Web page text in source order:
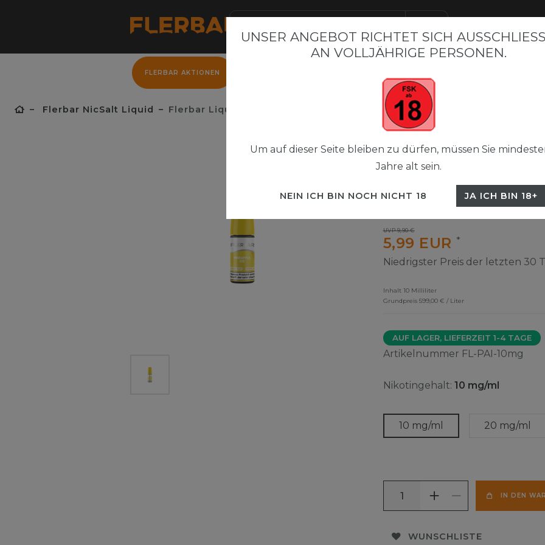
FLERBAR AKTIONEN
Flerbar NicSalt Liquid Flerbar Liquid - Pineapple Ice - 10ml
Flerbar Liquids
10ml
UVP 9,90 €
5,99 EUR *
Niedrigster Preis der letzten 30
Inhalt 10 Milliliter
Grundpreis 599,00 € / Liter
AUF LAGER, LIEFERZEIT 1-4 TAGE
Artikelnummer FL-PAI-10mg
Nikotingehalt: 10 mg/ml
10 mg/ml 20 mg/ml
IN DEN
WUNSCHLISTE
UNSER ANGEBOT RICHTET SICH
N VOLLJÄHRIGE PERSONEN.
Um auf dieser Seite bleiben zu dürfen, müssen Sie
Jahre alt sein.
NEIN ICH BIN NOCH NICHT 18 JA ICH BIN 18+